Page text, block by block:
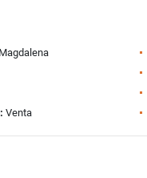
Magdalena
Venta